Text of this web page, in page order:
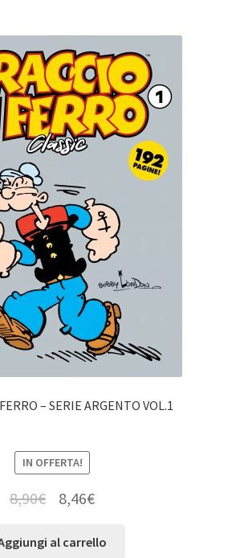
– SERIE ARGENTO VOL.1
IN OFFERTA!
8,90€ 8,46€
al carrello